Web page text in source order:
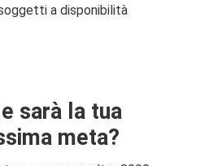
a disponibilità
sarà la tua
meta?